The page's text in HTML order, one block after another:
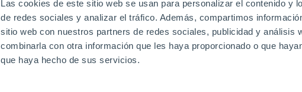
Las cookies de este sitio web se usan para personalizar el contenido y
de redes sociales y analizar el tráfico. Además, compartimos
sitio web con nuestros partners de redes sociales, publicidad y análisis
combinarla con otra información que les haya proporcionado o que
que haya hecho de sus servicios.
Contacto Canal de denuncias
Aviso Legal